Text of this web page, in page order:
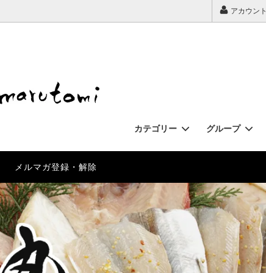
アカウント
カテゴリー
いか
ぶり いわし
マト鯛 銀ひらす
あらかぶ 網かれい
金目鯛 ご飯のお供
グループ
長崎県産
お客様の声
メルマガ登録・解除